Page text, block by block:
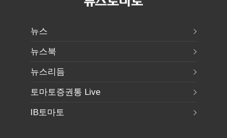
뉴스
뉴스북
뉴스리듬
토마토증권통 Live
IB토마토